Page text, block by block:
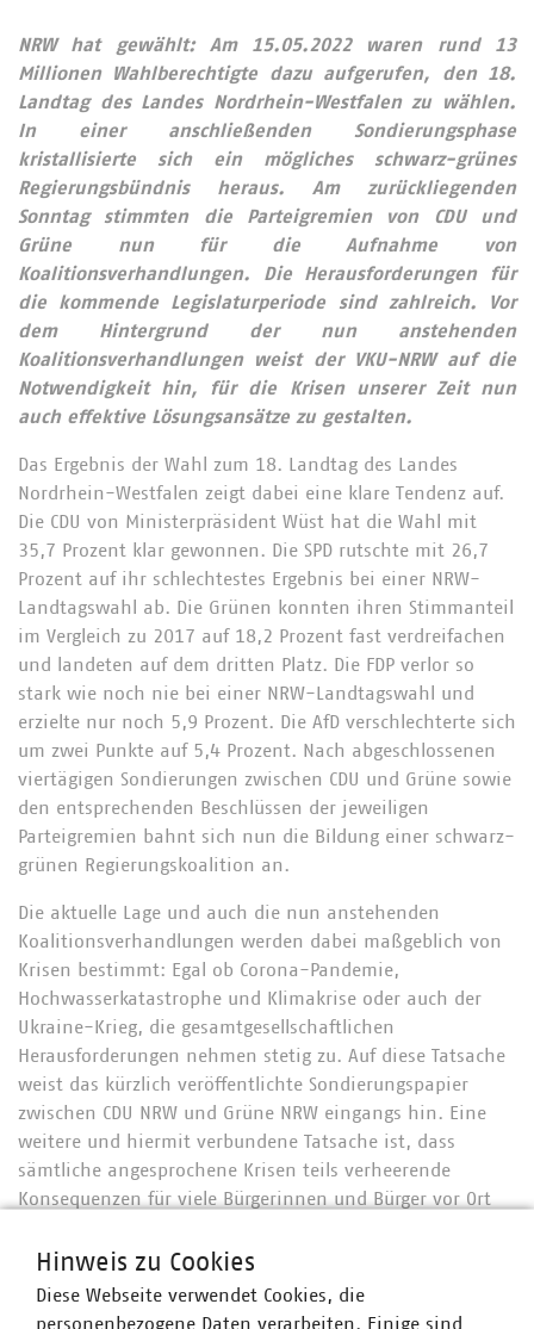
NRW hat gewählt: Am 15.05.2022 waren rund 13
Millionen Wahlberechtigte dazu aufgerufen, den 18.
Landtag des Landes Nordrhein-Westfalen zu wählen.
In einer anschließenden Sondierungsphase
kristallisierte sich ein mögliches schwarz-grünes
Regierungsbündnis heraus. Am zurückliegenden
Sonntag stimmten die Parteigremien von CDU und
Grüne nun für die Aufnahme von
Koalitionsverhandlungen. Die Herausforderungen für
die kommende Legislaturperiode sind zahlreich. Vor
dem Hintergrund der nun anstehenden
Koalitionsverhandlungen weist der VKU-NRW auf die
Notwendigkeit hin, für die Krisen unserer Zeit nun
auch effektive Lösungsansätze zu gestalten.
Das Ergebnis der Wahl zum 18. Landtag des Landes
Nordrhein-Westfalen zeigt dabei eine klare Tendenz auf.
Die CDU von Ministerpräsident Wüst hat die Wahl mit
35,7 Prozent klar gewonnen. Die SPD rutschte mit 26,7
Prozent auf ihr schlechtestes Ergebnis bei einer NRW-
Landtagswahl ab. Die Grünen konnten ihren Stimmanteil
im Vergleich zu 2017 auf 18,2 Prozent fast verdreifachen
und landeten auf dem dritten Platz. Die FDP verlor so
stark wie noch nie bei einer NRW-Landtagswahl und
erzielte nur noch 5,9 Prozent. Die AfD verschlechterte sich
um zwei Punkte auf 5,4 Prozent. Nach abgeschlossenen
viertägigen Sondierungen zwischen CDU und Grüne sowie
den entsprechenden Beschlüssen der jeweiligen
Parteigremien bahnt sich nun die Bildung einer schwarz-
grünen Regierungskoalition an.
Die aktuelle Lage und auch die nun anstehenden
Koalitionsverhandlungen werden dabei maßgeblich von
Krisen bestimmt: Egal ob Corona-Pandemie,
Hochwasserkatastrophe und Klimakrise oder auch der
Ukraine-Krieg, die gesamtgesellschaftlichen
Herausforderungen nehmen stetig zu. Auf diese Tatsache
weist das kürzlich veröffentlichte Sondierungspapier
zwischen CDU NRW und Grüne NRW eingangs hin. Eine
weitere und hiermit verbundene Tatsache ist, dass
sämtliche angesprochene Krisen teils verheerende
Konsequenzen für viele Bürgerinnen und Bürger vor Ort
Energiepreisstabilität sowie Klimafolgenanpassung sind
allesamt mit notwendigen Transformationsprozessen
verbunden, die schon heute von vielen kommunalen
Hinweis zu Cookies
Diese Webseite verwendet Cookies, die
personenbezogene Daten verarbeiten. Einige sind